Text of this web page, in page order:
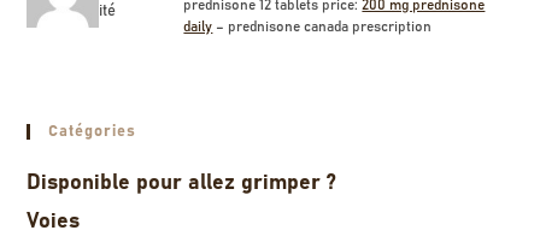
Invité
prednisone 12 tablets price:200 mg prednisone
daily – prednisone canada prescription
Catégories
Disponible pour allez grimper ?
Voies